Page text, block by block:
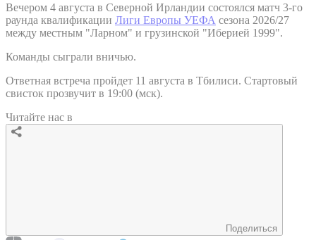
Вечером 4 августа в Северной Ирландии состоялся матч 3-го
раунда квалификации Лиги Европы УЕФА сезона 2026/27
между местным "Ларном" и грузинской "Иберией 1999".
Команды сыграли вничью.
Ответная встреча пройдет 11 августа в Тбилиси. Стартовый
свисток прозвучит в 19:00 (мск).
Читайте нас в
Поделиться